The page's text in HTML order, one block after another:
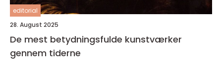
editorial
28. August 2025
De mest betydningsfulde kunstværker
gennem tiderne